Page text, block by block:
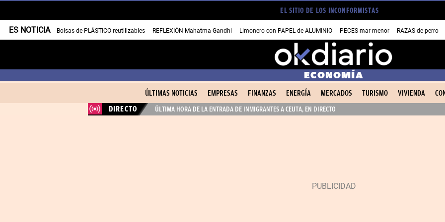
EL SITIO DE LOS INCONFORMISTAS
ES NOTICIA Bolsas de PLÁSTICO reutilizables REFLEXIÓN Mahatma Gandhi Limonero con PAPEL de ALUMINIO PECES mar menor RAZAS de perro
ECONOMÍA
ÚLTIMAS NOTICIAS EMPRESAS FINANZAS ENERGÍA MERCADOS TURISMO VIVIENDA
DIRECTO
ÚLTIMA HORA DE LA ENTRADA DE INMIGRANTES A CEUTA, EN DIRECTO